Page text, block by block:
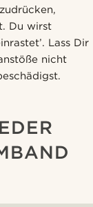
Du wirst
Lass Dir
nicht